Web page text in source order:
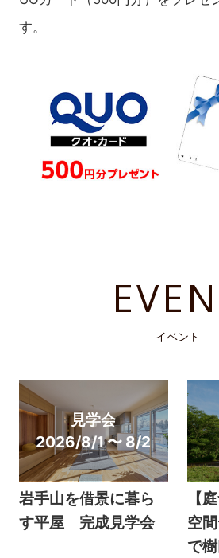
す。
イベント
見学会
2026/8/1 〜 8/2
岩手山を借景に暮ら
す平屋 完成見学会
【
空
で